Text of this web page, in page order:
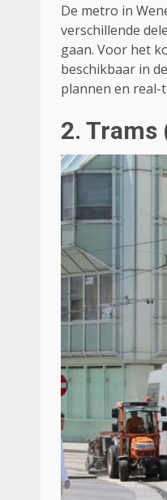
De metro in
verschillende
gaan. Voor het
beschikbaar in
plannen en
2. Trams